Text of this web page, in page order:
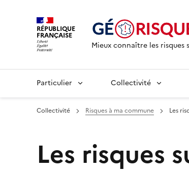
RÉPUBLIQUE
FRANÇAISE
Mieux connaître les
Particulier Collectivité
Collectivité Risques à ma commune Les
Les risques